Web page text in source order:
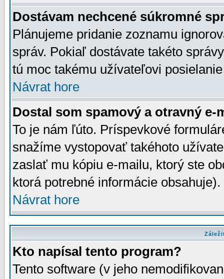
Dostávam nechcené súkromné
Plánujeme pridanie zoznamu
správ. Pokiaľ dostávate takéto
tú moc takému užívateľovi
Návrat hore
Dostal som spamový a otravný e-
To je nám ľúto. Príspevkové
snažíme vystopovať takéhoto
zaslať mu kópiu e-mailu, ktorý ste
ktorá potrebné informácie
Návrat hore
Kto napísal tento program?
Tento software (v jeho